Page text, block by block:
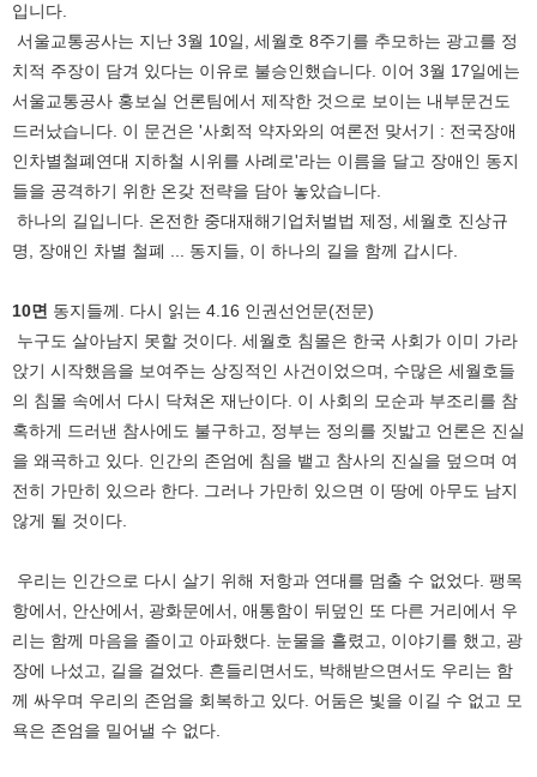
입니다.
서울교통공사는 지난 3월 10일, 세월호 8주기를 추모하는 광고를 정
치적 주장이 담겨 있다는 이유로 불승인했습니다. 이어 3월 17일에는
서울교통공사 홍보실 언론팀에서 제작한 것으로 보이는 내부문건도
드러났습니다. 이 문건은 '사회적 약자와의 여론전 맞서기 : 전국장애
인차별철폐연대 지하철 시위를 사례로'라는 이름을 달고 장애인 동지
들을 공격하기 위한 온갖 전략을 담아 놓았습니다.
하나의 길입니다. 온전한 중대재해기업처벌법 제정, 세월호 진상규
명, 장애인 차별 철폐 ... 동지들, 이 하나의 길을 함께 갑시다.
10면 동지들께. 다시 읽는 4.16 인권선언문(전문)
누구도 살아남지 못할 것이다. 세월호 침몰은 한국 사회가 이미 가라
앉기 시작했음을 보여주는 상징적인 사건이었으며, 수많은 세월호들
의 침몰 속에서 다시 닥쳐온 재난이다. 이 사회의 모순과 부조리를 참
혹하게 드러낸 참사에도 불구하고, 정부는 정의를 짓밟고 언론은 진실
을 왜곡하고 있다. 인간의 존엄에 침을 뱉고 참사의 진실을 덮으며 여
전히 가만히 있으라 한다. 그러나 가만히 있으면 이 땅에 아무도 남지
않게 될 것이다.
우리는 인간으로 다시 살기 위해 저항과 연대를 멈출 수 없었다. 팽목
항에서, 안산에서, 광화문에서, 애통함이 뒤덮인 또 다른 거리에서 우
리는 함께 마음을 졸이고 아파했다. 눈물을 흘렸고, 이야기를 했고, 광
장에 나섰고, 길을 걸었다. 흔들리면서도, 박해받으면서도 우리는 함
께 싸우며 우리의 존엄을 회복하고 있다. 어둠은 빛을 이길 수 없고 모
욕은 존엄을 밀어낼 수 없다.